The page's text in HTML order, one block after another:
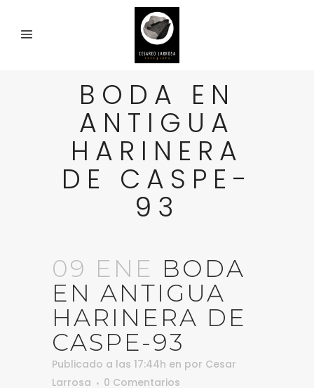
BODA EN
ANTIGUA
HARINERA
DE CASPE-
93
09 ENE BODA
EN ANTIGUA
HARINERA DE
CASPE-93
Publicado a las 17:44h en por Cesar
Larrosa
0 Comentarios